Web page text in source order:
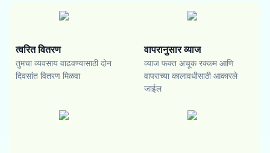
त्वरित वितरण
तुमचा व्यवसाय वाढवण्यासाठी दोन
दिवसांत वितरण मिळवा
वापरानुसार व्याज
व्याज फक्त अचूक रक्कम आणि
वापराच्या कालावधीसाठी आकारले
जाईल